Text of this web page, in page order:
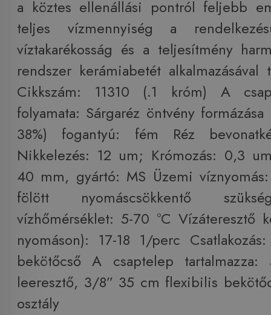
a köztes ellenállási pontról feljebb
teljes vízmennyiség a
víztakarékosság és a teljesítmény
rendszer kerámiabetét
Cikkszám: 11310 (.1 króm) A
folyamata: Sárgaréz öntvény
38%) fogantyú: fém Réz
Nikkelezés: 12 um; Krómozás: 0,3
40 mm, gyártó: MS Üzemi
fölött nyomáscsökkentő
vízhőmérséklet: 5-70 °C Vízáteresztő
nyomáson): 17-18 1/perc
bekötőcső A csaptelep tartalmazza:
leeresztő, 3/8” 35 cm flexibilis
osztály